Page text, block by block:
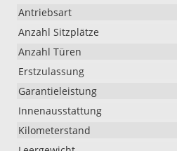
Antriebsart
Anzahl Sitzplätze
Anzahl Türen
Erstzulassung
Garantieleistung
Innenausstattung
Kilometerstand